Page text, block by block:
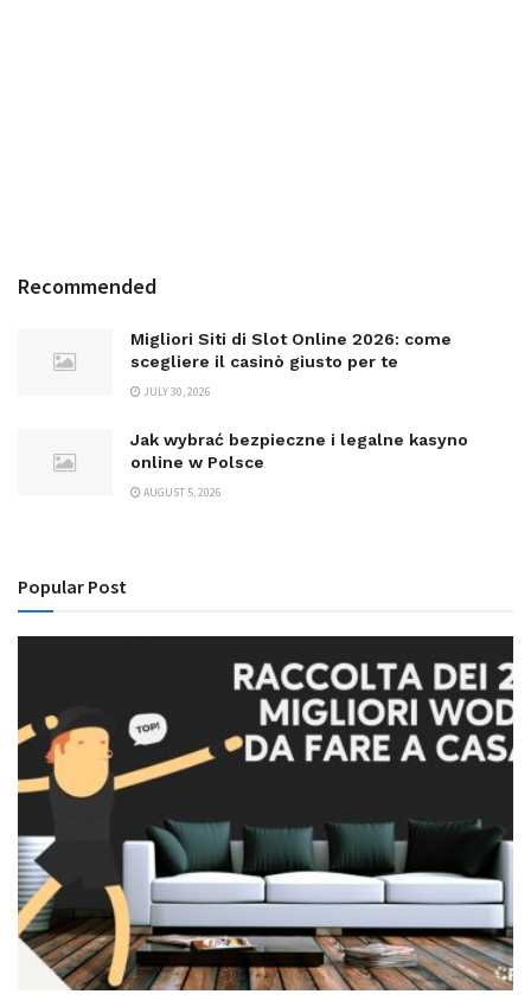
Recommended
Migliori Siti di Slot Online 2026: come
scegliere il casinò giusto per te
JULY 30, 2026
Jak wybrać bezpieczne i legalne kasyno
online w Polsce
AUGUST 5, 2026
Popular Post